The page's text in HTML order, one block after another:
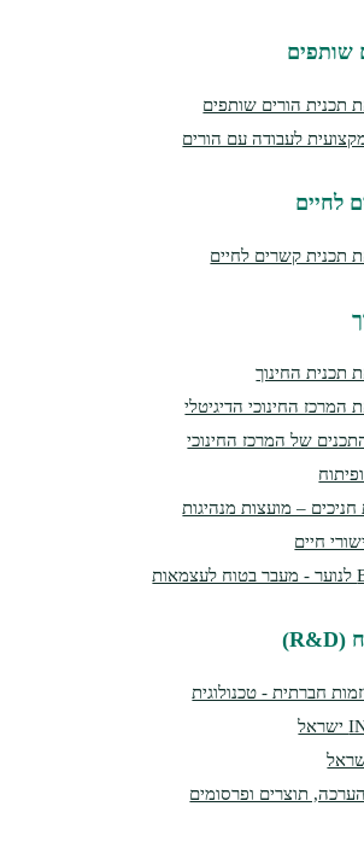
שותפים
עם הורים
לחיים
הדיגיטלי
החינוכי
מנהיגות
טכנולוגית
ופרסומים